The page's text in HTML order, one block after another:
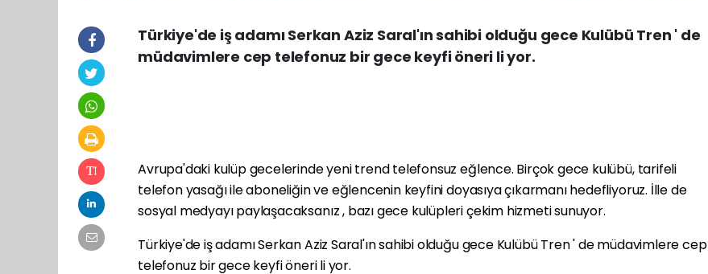
Türkiye'de iş adamı Serkan Aziz Saral'ın sahibi olduğu gece Kulübü Tren ' de
müdavimlere cep telefonuz bir gece keyfi öneri li yor.
Avrupa'daki kulüp gecelerinde yeni trend telefonsuz eğlence. Birçok gece kulübü, tarifeli
telefon yasağı ile aboneliğin ve eğlencenin keyfini doyasıya çıkarmanı hedefliyoruz. İlle de
sosyal medyayı paylaşacaksanız , bazı gece kulüpleri çekim hizmeti sunuyor.
Türkiye'de iş adamı Serkan Aziz Saral'ın sahibi olduğu gece Kulübü Tren ' de müdavimlere cep
telefonuz bir gece keyfi öneri li yor.